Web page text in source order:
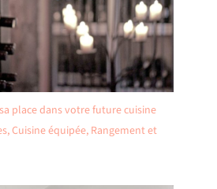
place dans votre future cuisine
,Cuisine équipée, Rangement et